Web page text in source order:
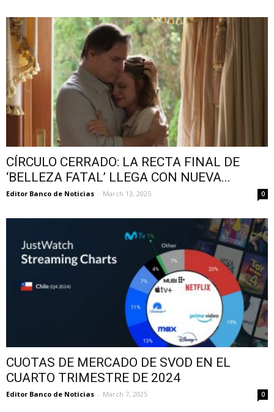
CÍRCULO CERRADO: LA RECTA FINAL DE
‘BELLEZA FATAL’ LLEGA CON NUEVA...
Editor Banco de Noticias - March 13, 2025 0
CUOTAS DE MERCADO DE SVOD EN EL
CUARTO TRIMESTRE DE 2024
Editor Banco de Noticias - March 7, 2025 0